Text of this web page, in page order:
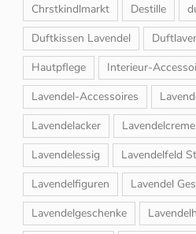
Chrstkindlmarkt
Destille
Duftkissen Lavendel
Hautpflege
Interieur-
Lavendel-Accessoires
Lavendelacker
Lavendelcreme
Lavendelessig
Lavendelfeld
Lavendelfiguren
Lavendel
Lavendelgeschenke